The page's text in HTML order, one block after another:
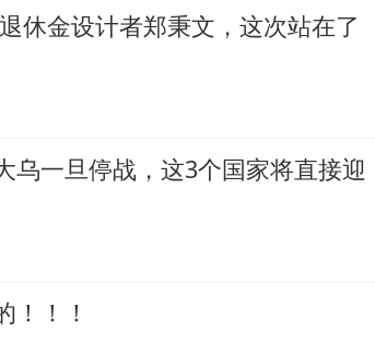
休金设计者郑秉文，这次站在了
乌一旦停战，这3个国家将直接迎
！！！